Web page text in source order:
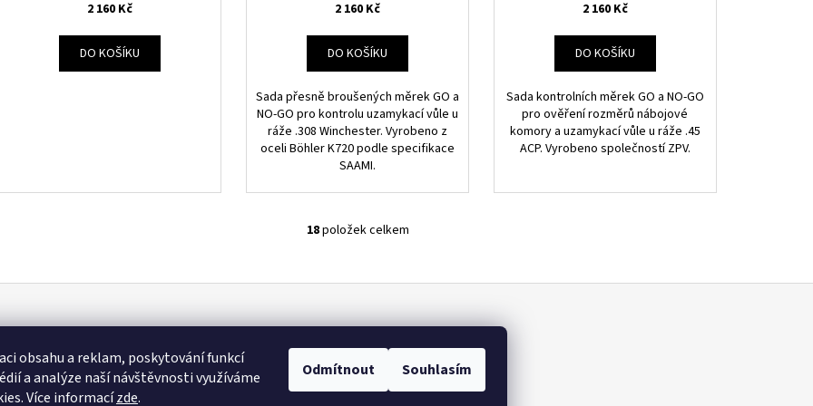
obsahu a reklam, poskytování funkcí
a analýze naší návštěvnosti využíváme
Více informacízde.
Odmítnout Souhlasím
2 160 Kč
DO KOŠÍKU
2 160 Kč
DO KOŠÍKU
Sada přesně broušených měrek GO a
NO-GO pro kontrolu uzamykací vůle u
ráže .308 Winchester. Vyrobeno z
oceli Böhler K720 podle specifikace
SAAMI.
2 160 Kč
DO KOŠÍKU
Sada kontrolních měrek GO a NO-GO
pro ověření rozměrů nábojové
komory a uzamykací vůle u ráže .45
ACP. Vyrobeno společností ZPV.
O
l
d
í
p
18položek celkem